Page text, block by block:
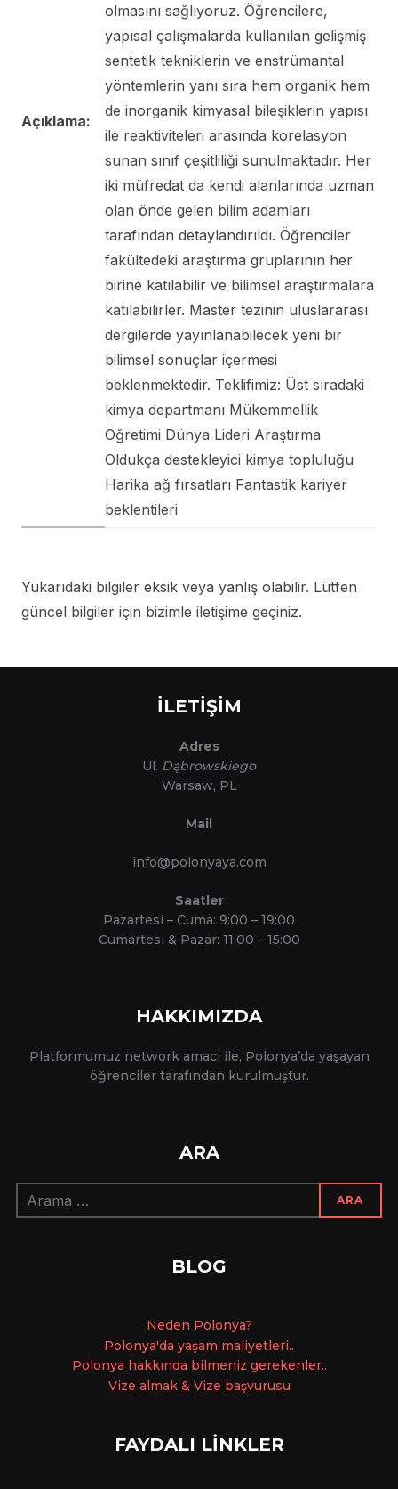
Açıklama:
olmasını sağlıyoruz. Öğrencilere,
yapısal çalışmalarda kullanılan gelişmiş
sentetik tekniklerin ve enstrümantal
yöntemlerin yanı sıra hem organik hem
de inorganik kimyasal bileşiklerin yapısı
ile reaktiviteleri arasında korelasyon
sunan sınıf çeşitliliği sunulmaktadır. Her
iki müfredat da kendi alanlarında uzman
olan önde gelen bilim adamları
tarafından detaylandırıldı. Öğrenciler
fakültedeki araştırma gruplarının her
birine katılabilir ve bilimsel araştırmalara
katılabilirler. Master tezinin uluslararası
dergilerde yayınlanabilecek yeni bir
bilimsel sonuçlar içermesi
beklenmektedir. Teklifimiz: Üst sıradaki
kimya departmanı Mükemmellik
Öğretimi Dünya Lideri Araştırma
Oldukça destekleyici kimya topluluğu
Harika ağ fırsatları Fantastik kariyer
beklentileri
Yukarıdaki bilgiler eksik veya yanlış olabilir. Lütfen
güncel bilgiler için bizimle iletişime geçiniz.
İLETİŞİM
Adres
Ul. Dąbrowskiego
Warsaw, PL
Mail
info@polonyaya.com
Saatler
Pazartesi – Cuma: 9:00 – 19:00
Cumartesi & Pazar: 11:00 – 15:00
HAKKIMIZDA
Platformumuz network amacı ile, Polonya’da yaşayan
öğrenciler tarafından kurulmuştur.
ARA
Arama:
ARA
BLOG
Neden Polonya?
Polonya'da yaşam maliyetleri..
Polonya hakkında bilmeniz gerekenler..
Vize almak & Vize başvurusu
FAYDALI LİNKLER